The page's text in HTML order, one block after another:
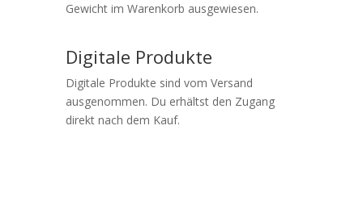
Gewicht im Warenkorb ausgewiesen.
Digitale Produkte
Digitale Produkte sind vom Versand
ausgenommen. Du erhältst den Zugang
direkt nach dem Kauf.